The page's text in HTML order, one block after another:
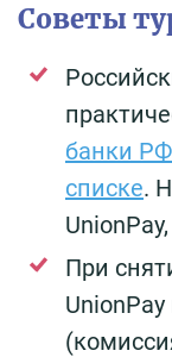
Советы
банки
списке.
При